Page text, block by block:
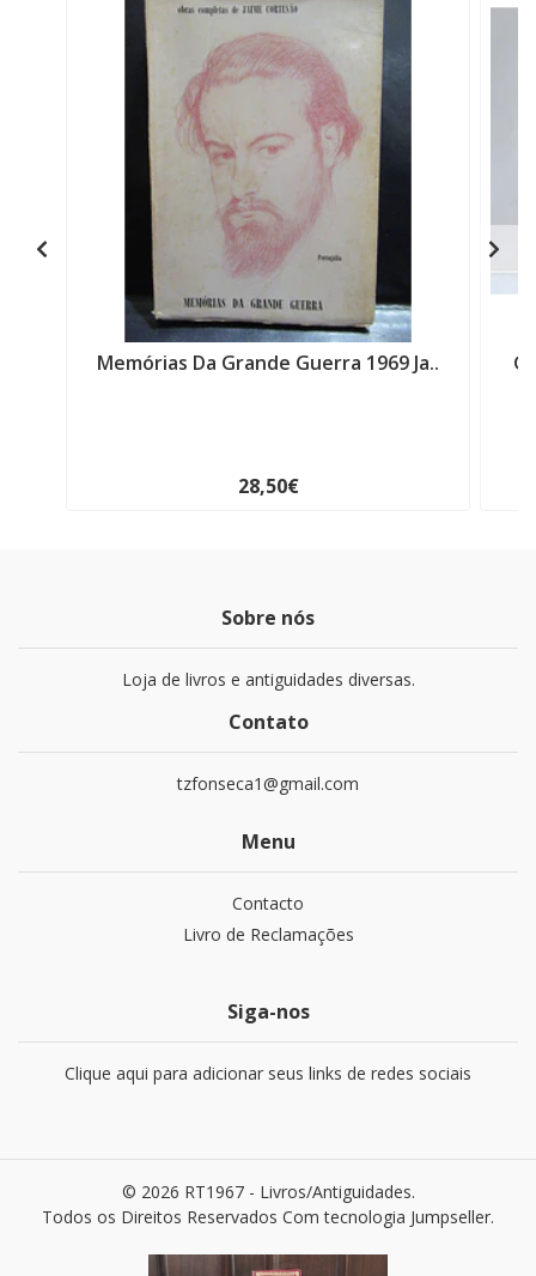
Memórias Da Grande Guerra 1969 Ja..
28,50€
Sobre nós
Loja de livros e antiguidades diversas.
Contato
tzfonseca1@gmail.com
Menu
Contacto
Livro de Reclamações
Siga-nos
Clique aqui para adicionar seus links de redes sociais
© 2026 RT1967 - Livros/Antiguidades.
Todos os Direitos Reservados Com tecnologia Jumpseller.